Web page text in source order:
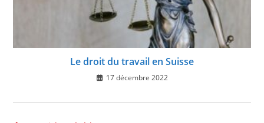
Le droit du travail en Suisse
17 décembre 2022